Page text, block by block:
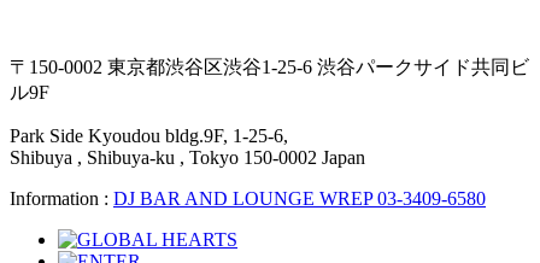
〒150-0002 東京都渋谷区渋谷1-25-6 渋谷パークサイド共同ビ
ル9F
Park Side Kyoudou bldg.9F, 1-25-6,
Shibuya , Shibuya-ku , Tokyo 150-0002 Japan
Information : DJ BAR AND LOUNGE WREP 03-3409-6580